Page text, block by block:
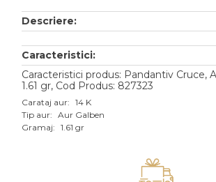
Accesorii
Aur galben
Aur alb
Aur roz
Descriere:
Caracteristici:
Caracteristici produs: Pandantiv Cruce,
1.61 gr, Cod Produs: 827323
Carataj aur: 14 K
Tip aur: Aur Galben
Gramaj: 1.61 gr